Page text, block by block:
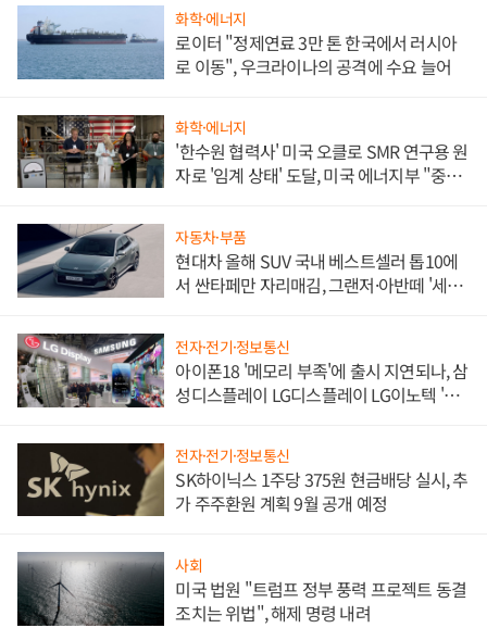
화학·에너지
로이터 "정제연료 3만 톤 한국에서 러시아
로 이동", 우크라이나의 공격에 수요 늘어
화학·에너지
'한수원 협력사' 미국 오클로 SMR 연구용 원
자로 '임계 상태' 도달, 미국 에너지부 "중요
자동차·부품
현대차 올해 SUV 국내 베스트셀러 톱10에
서 싼타페만 자리매김, 그랜저·아반떼 '세단
전자·전기·정보통신
아이폰18 '메모리 부족'에 출시 지연되나, 삼
성디스플레이 LG디스플레이 LG이노텍 '탈
전자·전기·정보통신
SK하이닉스 1주당 375원 현금배당 실시, 추
가 주주환원 계획 9월 공개 예정
사회
미국 법원 "트럼프 정부 풍력 프로젝트 동결
조치는 위법", 해제 명령 내려